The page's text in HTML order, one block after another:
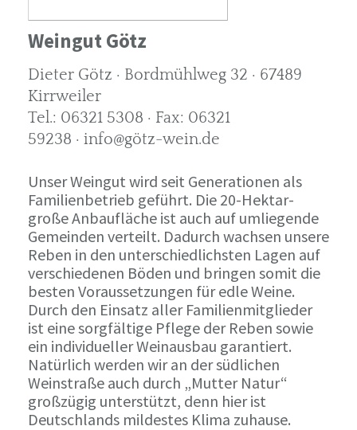
Weingut Götz
Dieter Götz · Bordmühlweg 32 · 67489
Kirrweiler
Tel.: 06321 5308 · Fax: 06321
59238 · info@götz-wein.de
Unser Weingut wird seit Generationen als
Familienbetrieb geführt. Die 20-Hektar-
große Anbaufläche ist auch auf umliegende
Gemeinden verteilt. Dadurch wachsen unsere
Reben in den unterschiedlichsten Lagen auf
verschiedenen Böden und bringen somit die
besten Voraussetzungen für edle Weine.
Durch den Einsatz aller Familienmitglieder
ist eine sorgfältige Pflege der Reben sowie
ein individueller Weinausbau garantiert.
Natürlich werden wir an der südlichen
Weinstraße auch durch „Mutter Natur“
großzügig unterstützt, denn hier ist
Deutschlands mildestes Klima zuhause.